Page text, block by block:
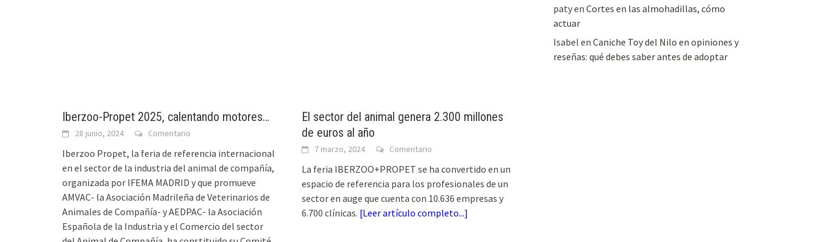
Iberzoo-Propet 2025, calentando motores…
28 junio, 2024 Comentario
Iberzoo Propet, la feria de referencia internacional
en el sector de la industria del animal de compañía,
organizada por IFEMA MADRID y que promueve
AMVAC- la Asociación Madrileña de Veterinarios de
Animales de Compañía- y AEDPAC- la Asociación
Española de la Industria y el Comercio del sector
El sector del animal genera 2.300 millones
de euros al año
7 marzo, 2024 Comentario
La feria IBERZOO+PROPET se ha convertido en un
espacio de referencia para los profesionales de un
sector en auge que cuenta con 10.636 empresas y
6.700 clínicas. [Leer artículo completo...]
patyen Cortes en las almohadillas, cómo
actuar
Isabel en Caniche Toy del Nilo en opiniones y
reseñas: qué debes saber antes de adoptar